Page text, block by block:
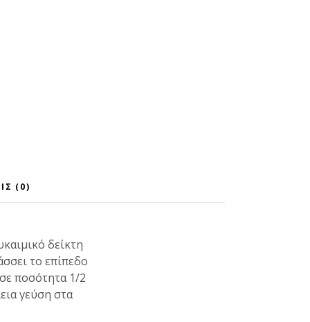
(0)
δείκτη
το επίπεδο
ποσότητα 1/2
γεύση στα